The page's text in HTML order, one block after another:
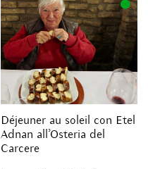
Déjeuner au soleil con Etel
Adnan all’Osteria del
Carcere